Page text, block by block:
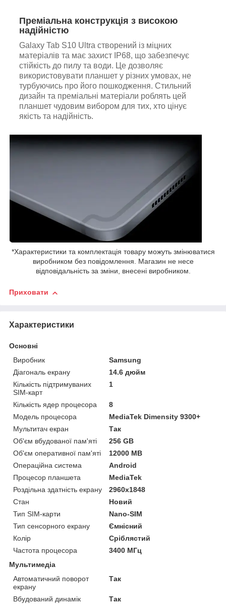
Преміальна конструкція з високою
надійністю
Galaxy Tab S10 Ultra створений із міцних
матеріалів та має захист IP68, що забезпечує
стійкість до пилу та води. Це дозволяє
використовувати планшет у різних умовах, не
турбуючись про його пошкодження. Стильний
дизайн та преміальні матеріали роблять цей
планшет чудовим вибором для тих, хто цінує
якість та надійність.
*Характеристики та комплектація товару можуть змінюватися
виробником без повідомлення. Магазин не несе
відповідальність за зміни, внесені виробником.
Приховати
Характеристики
Основні
Виробник
Samsung
Діагональ екрану
14.6 дюйм
Кількість підтримуваних
SIM-карт
1
Кількість ядер процесора
8
Модель процесора
MediaTek Dimensity 9300+
Мультитач екран
Так
Об'єм вбудованої пам'яті
256 GB
Об'єм оперативної пам'яті
12000 MB
Операційна система
Android
Процесор планшета
MediaTek
Роздільна здатність екрану
2960x1848
Стан
Новий
Тип SIM-карти
Nano-SIM
Тип сенсорного екрану
Ємнісний
Колір
Сріблястий
Частота процесора
3400 МГц
Мультимедіа
Автоматичний поворот
екрану
Так
Вбудований динамік Так